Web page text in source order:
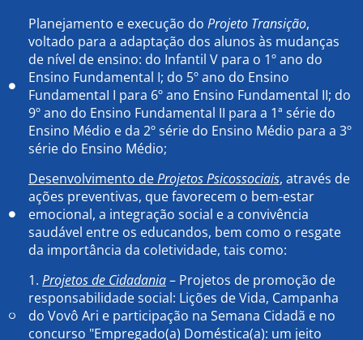
Planejamento e execução do Projeto Transição,
voltado para a adaptação dos alunos às mudanças
de nível de ensino: do Infantil V para o 1º ano do
Ensino Fundamental I; do 5º ano do Ensino
FundamentaI I para 6º ano Ensino Fundamental II; do
9º ano do Ensino Fundamental II para a 1ª série do
Ensino Médio e da 2º série do Ensino Médio para a 3º
série do Ensino Médio;
Desenvolvimento deProjetos Psicossociais, através de
ações preventivas, que favorecem o bem-estar
emocional, a integração social e a convivência
saudável entre os educandos, bem como o resgate
da importância da coletividade, tais como:
1. Projetos de Cidadania– Projetos de promoção de
responsabilidade social: Lições de Vida, Campanha
do Vovô Ari e participação na Semana Cidadã e no
concurso "Empregado(a) Doméstica(a): um jeito